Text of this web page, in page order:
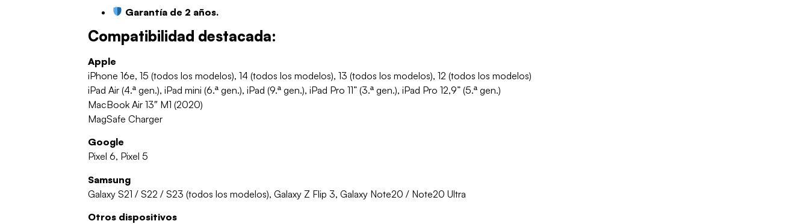
Garantía de 2 años.
Compatibilidad destacada:
Apple
iPhone 16e, 15 (todos los modelos), 14 (todos los modelos), 13 (todos los modelos), 12 (todos los modelos)
iPad Air (4.ª gen.), iPad mini (6.ª gen.), iPad (9.ª gen.), iPad Pro 11” (3.ª gen.), iPad Pro 12,9” (5.ª gen.)
MacBook Air 13″ M1 (2020)
MagSafe Charger
Google
Pixel 6, Pixel 5
Samsung
Galaxy S21 / S22 / S23 (todos los modelos), Galaxy Z Flip 3, Galaxy Note20 / Note20 Ultra
Otros dispositivos